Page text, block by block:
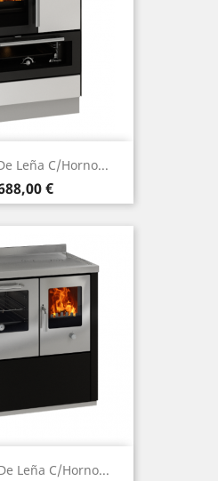
Leña C/Horno...
€
Leña C/horno...